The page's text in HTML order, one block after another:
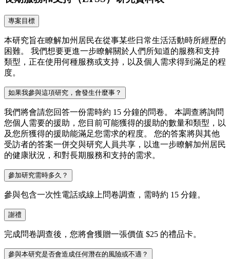
專案目標
本研究旨在瞭解加州居民在從事某些日常生活活動時所經歷的
困難。 我們想要更進一步瞭解關於人們所知道的服務和支持
類型，正在使用何種服務或支持，以及個人需求得到滿足的程
度。
如果我參與這項研究，會發生什麼事？
我們將會請您回答一份需時約 15 分鐘的問卷。 本調查將詢問
您個人需要的援助，您目前可能獲得的援助的數量和類型，以
及您所獲得的援助能滿足您需求的程度。 您的答案將與其他
受訪者的答案一併交與研究人員共享，以進一步瞭解加州居民
的健康狀況，和對長期服務和支持的需求。
參加研究需時多久？
參與包含一次性電話或線上問卷調查，需時約 15 分鐘。
謝禮
完成問卷調查後，您將會獲贈一張價值 $25 的禮品卡。
參與本研究是否會造成任何潛在的風險或不適？